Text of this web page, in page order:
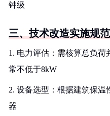
钟级
三、技术改造实施规范
1. 电力评估：需核算总负荷
常不低于8kW
2. 设备选型：根据建筑保
器